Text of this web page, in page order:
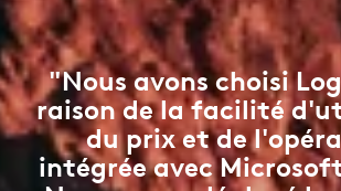
"Nous avons choisi
raison de la facilité
du prix et de
intégrée avec